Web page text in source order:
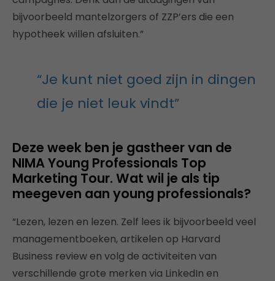
bijvoorbeeld mantelzorgers of ZZP’ers die een
hypotheek willen afsluiten.”
“Je kunt niet goed zijn in dingen
die je niet leuk vindt”
Deze week ben je gastheer van de
NIMA Young Professionals Top
Marketing Tour. Wat wil je als tip
meegeven aan young professionals?
“Lezen, lezen en lezen. Zelf lees ik bijvoorbeeld veel
managementboeken, artikelen op Harvard
Business review en volg de activiteiten van
verschillende grote merken via LinkedIn en